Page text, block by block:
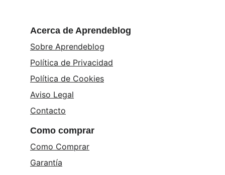
Acerca de Aprendeblog
Sobre Aprendeblog
Política de Privacidad
Política de Cookies
Aviso Legal
Contacto
Como comprar
Como Comprar
Garantía